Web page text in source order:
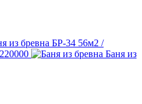
из бревна БР-34 56м2 /
Баня из